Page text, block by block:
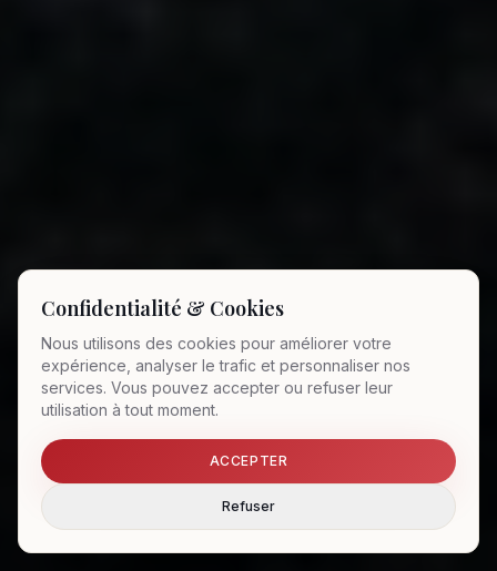
Confidentialité & Cookies
Nous utilisons des cookies pour améliorer votre
expérience, analyser le trafic et personnaliser nos
services. Vous pouvez accepter ou refuser leur
utilisation à tout moment.
ACCEPTER
Refuser